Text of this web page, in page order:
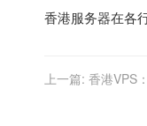
香港服务器在各
上一篇: 香港VPS